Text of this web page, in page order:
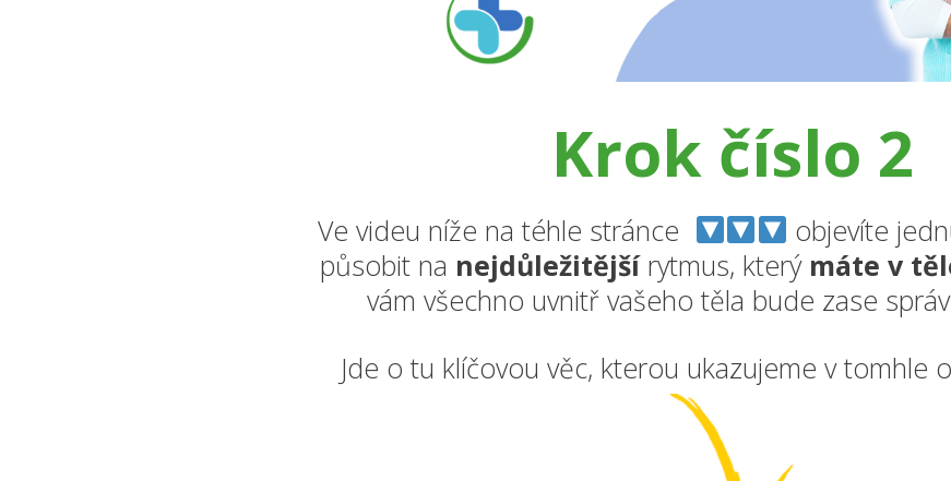
Krok číslo 2
Ve videu níže na téhle stránce
objevíte
působit na nejdůležitějšírytmus, který máte v
vám všechno uvnitř vašeho těla bude zase
Jde o tu klíčovou věc, kterou ukazujeme v tomhle